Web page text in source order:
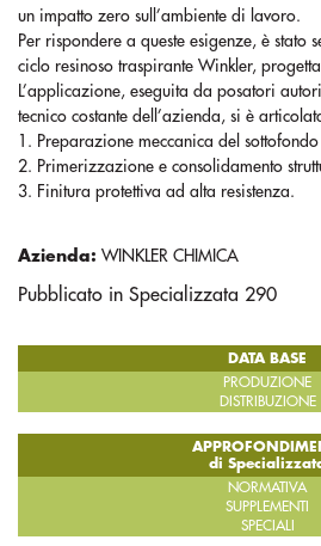
un impatto zero sull’ambiente di lavoro.
Per rispondere a queste esigenze, è stato
ciclo resinoso traspirante Winkler,
L’applicazione, eseguita da posatori
tecnico costante dell’azienda, si è
1. Preparazione meccanica del sottofondo
2. Primerizzazione e consolidamento
3. Finitura protettiva ad alta resistenza.
Azienda: WINKLER CHIMICA
Pubblicato in Specializzata 290
DATA BASE
PRODUZIONE
DISTRIBUZIONE
di
NORMATIVA
SUPPLEMENTI
SPECIALI